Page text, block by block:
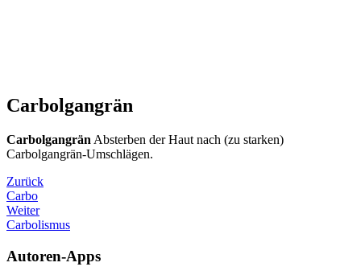
Carbolgangrän
Carbolgangrän Absterben der Haut nach (zu starken)
Carbolgangrän-Umschlägen.
Zurück
Carbo
Weiter
Carbolismus
Autoren-Apps